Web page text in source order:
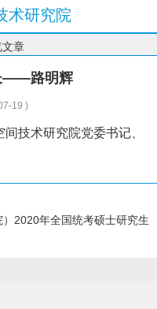
术研究院
文章
——路明辉
19 )
技术研究院党委书记、
2020年全国统考硕士研究生